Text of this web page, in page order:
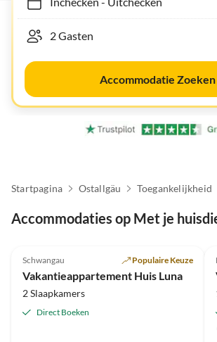
Accommodatie Zoeken
Startpagina Ostallgäu Toegankelijkheid
Accommodaties op Met je
Schwangau Populaire Keuze
Vakantieappartement Huis Luna
2 Slaapkamers
Direct Boeken